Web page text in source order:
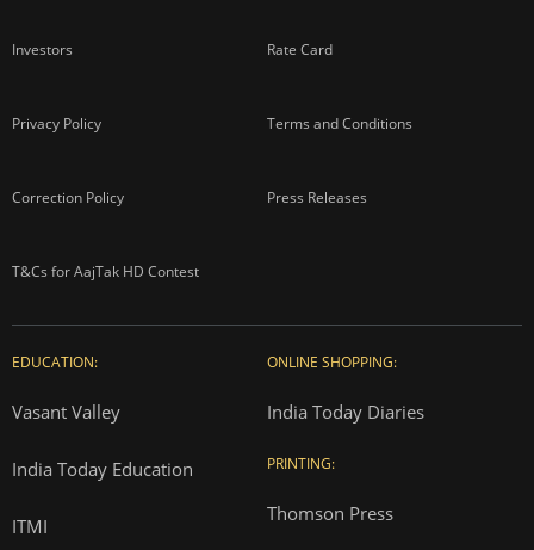
Investors Rate Card
Privacy Policy Terms and Conditions
Correction Policy Press Releases
T&Cs for AajTak HD Contest
EDUCATION:
Vasant Valley
India Today Education
ITMI
ONLINE SHOPPING:
India Today Diaries
PRINTING:
Thomson Press